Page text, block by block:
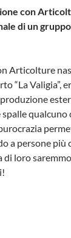
con
di un
Articolture
“La Valigia”,
qualcuno
a persone più
loro